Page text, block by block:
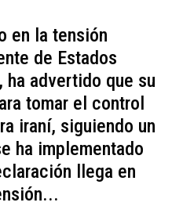
en la tensión
de Estados
ha advertido que su
tomar el control
iraní, siguiendo un
ha implementado
llega en